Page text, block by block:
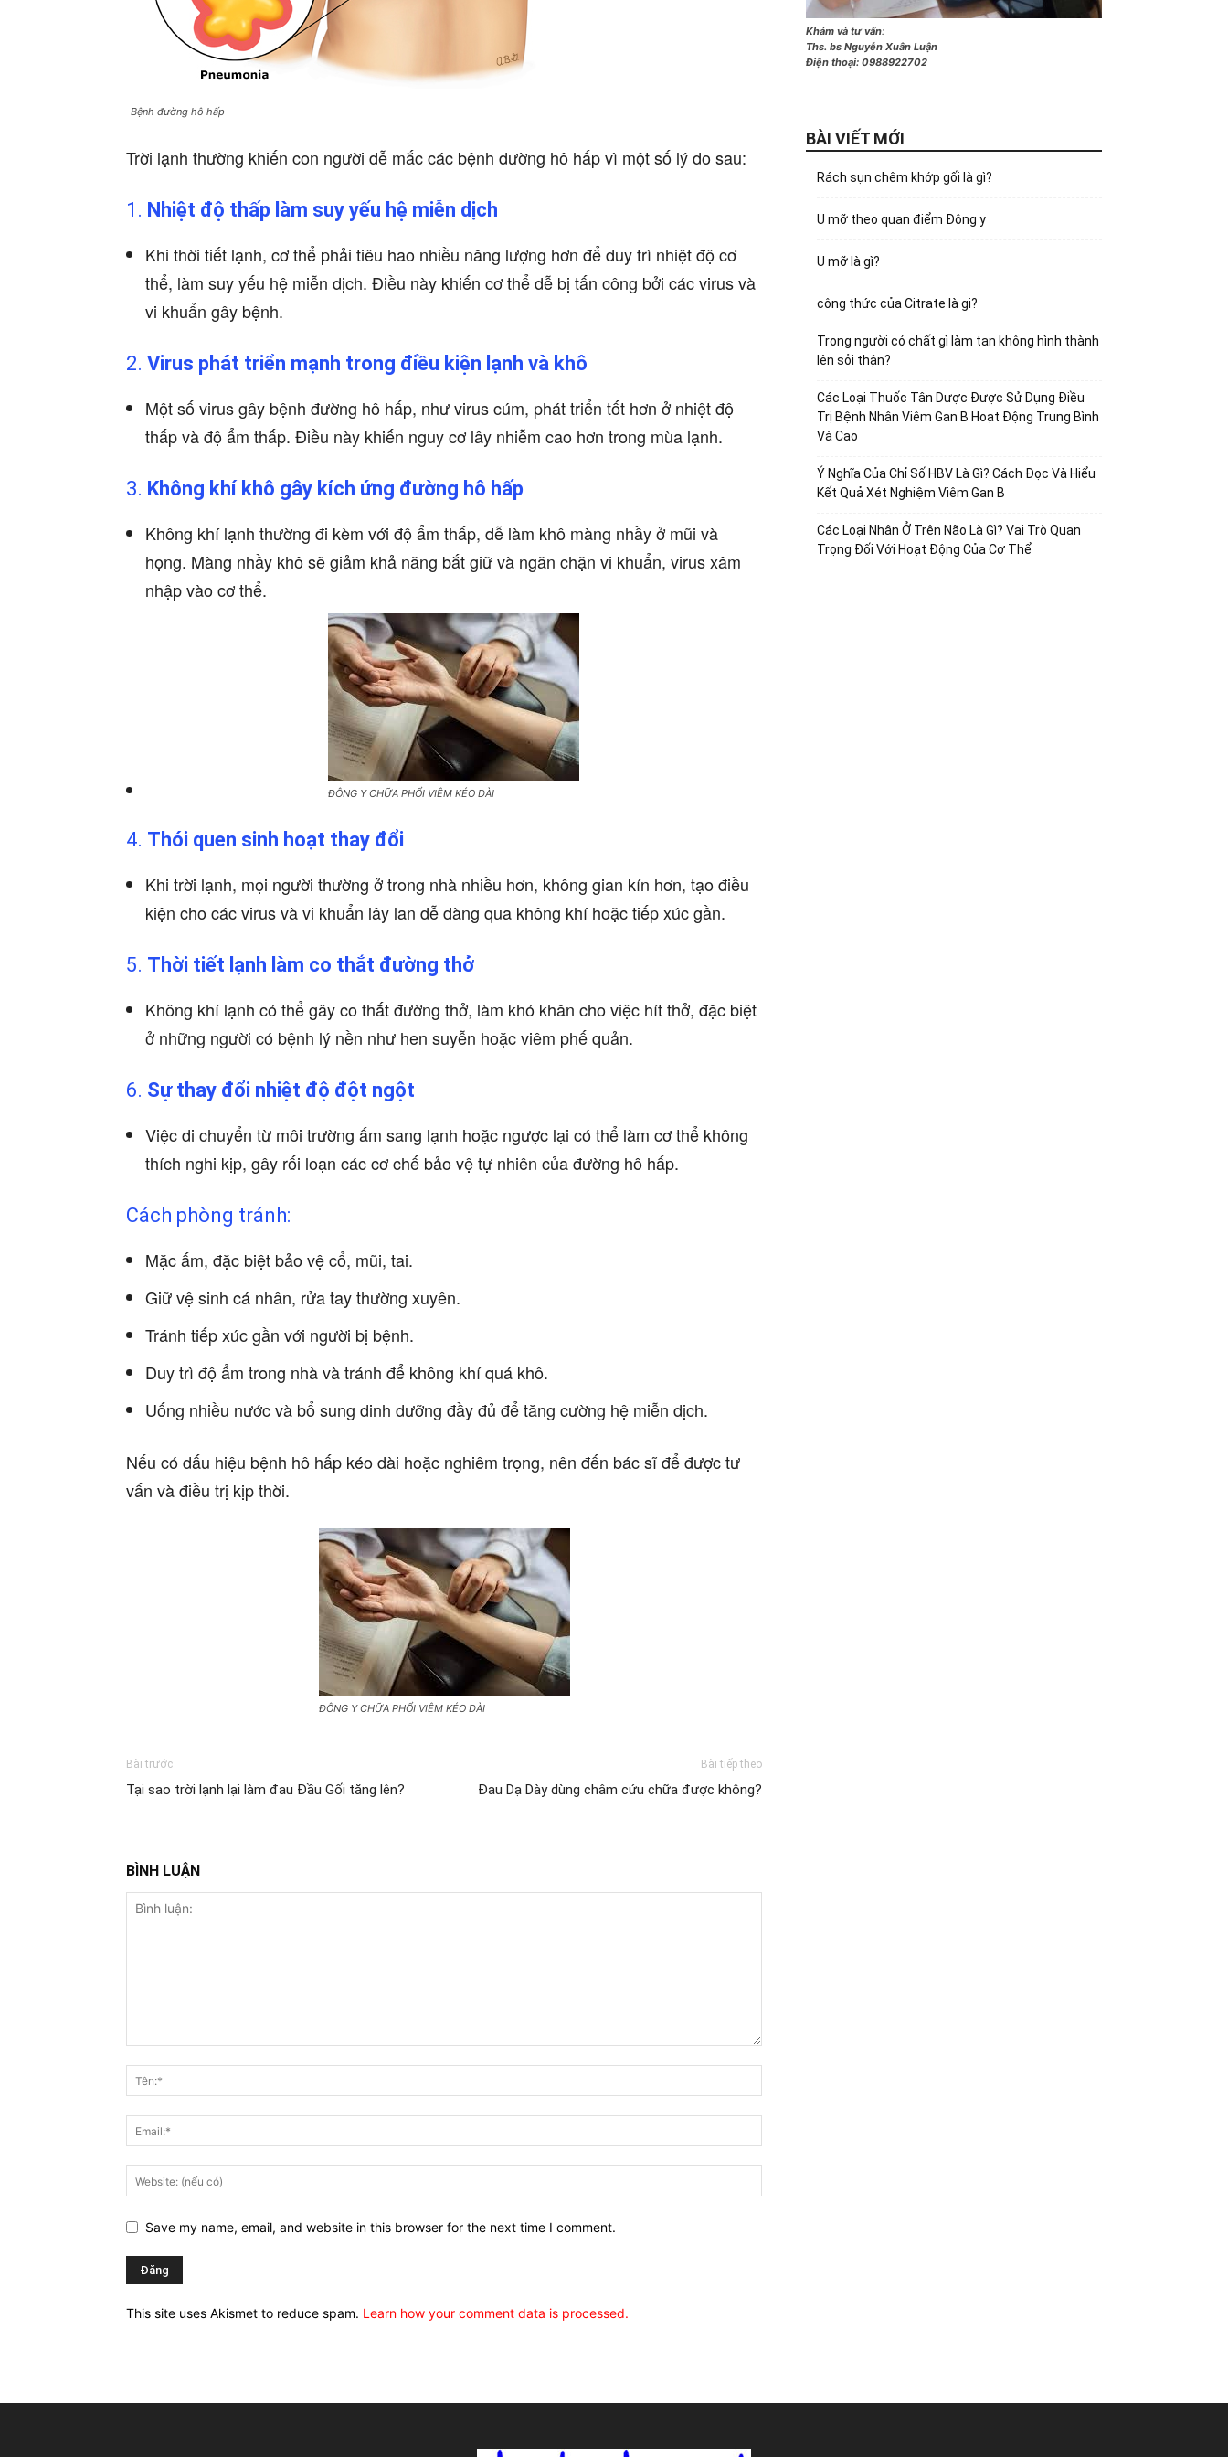
Bệnh đường hô hấp
Trời lạnh thường khiến con người dễ mắc các bệnh đường hô hấp vì một số lý do sau:
1. Nhiệt độ thấp làm suy yếu hệ miễn dịch
Khi thời tiết lạnh, cơ thể phải tiêu hao nhiều năng lượng hơn để duy trì nhiệt độ cơ
thể, làm suy yếu hệ miễn dịch. Điều này khiến cơ thể dễ bị tấn công bởi các virus và
vi khuẩn gây bệnh.
2. Virus phát triển mạnh trong điều kiện lạnh và khô
Một số virus gây bệnh đường hô hấp, như virus cúm, phát triển tốt hơn ở nhiệt độ
thấp và độ ẩm thấp. Điều này khiến nguy cơ lây nhiễm cao hơn trong mùa lạnh.
3. Không khí khô gây kích ứng đường hô hấp
Không khí lạnh thường đi kèm với độ ẩm thấp, dễ làm khô màng nhầy ở mũi và
họng. Màng nhầy khô sẽ giảm khả năng bắt giữ và ngăn chặn vi khuẩn, virus xâm
nhập vào cơ thể.
ĐÔNG Y CHỮA PHỔI VIÊM KÉO DÀI
4. Thói quen sinh hoạt thay đổi
Khi trời lạnh, mọi người thường ở trong nhà nhiều hơn, không gian kín hơn, tạo điều
kiện cho các virus và vi khuẩn lây lan dễ dàng qua không khí hoặc tiếp xúc gần.
5. Thời tiết lạnh làm co thắt đường thở
Không khí lạnh có thể gây co thắt đường thở, làm khó khăn cho việc hít thở, đặc biệt
ở những người có bệnh lý nền như hen suyễn hoặc viêm phế quản.
6. Sự thay đổi nhiệt độ đột ngột
Việc di chuyển từ môi trường ấm sang lạnh hoặc ngược lại có thể làm cơ thể không
thích nghi kịp, gây rối loạn các cơ chế bảo vệ tự nhiên của đường hô hấp.
Cách phòng tránh:
Mặc ấm, đặc biệt bảo vệ cổ, mũi, tai.
Giữ vệ sinh cá nhân, rửa tay thường xuyên.
Tránh tiếp xúc gần với người bị bệnh.
Duy trì độ ẩm trong nhà và tránh để không khí quá khô.
Uống nhiều nước và bổ sung dinh dưỡng đầy đủ để tăng cường hệ miễn dịch.
Nếu có dấu hiệu bệnh hô hấp kéo dài hoặc nghiêm trọng, nên đến bác sĩ để được tư
vấn và điều trị kịp thời.
ĐÔNG Y CHỮA PHỔI VIÊM KÉO DÀI
Bài trước
Tại sao trời lạnh lại làm đau Đầu Gối tăng lên?
Bài tiếp theo
Đau Dạ Dày dùng châm cứu chữa được không?
BÌNH LUẬN
Save my name, email, and website in this browser for the next time I comment.
This site uses Akismet to reduce spam. Learn how your comment data is processed.
Khám và tư vấn:
Ths. bs Nguyễn Xuân Luận
Điện thoại: 0988922702
BÀI VIẾT MỚI
Rách sụn chêm khớp gối là gì?
U mỡ theo quan điểm Đông y
U mỡ là gì?
công thức của Citrate là gi?
Trong người có chất gì làm tan không hình thành
lên sỏi thận?
Các Loại Thuốc Tân Dược Được Sử Dụng Điều
Trị Bệnh Nhân Viêm Gan B Hoạt Động Trung Bình
Và Cao
Ý Nghĩa Của Chỉ Số HBV Là Gì? Cách Đọc Và Hiểu
Kết Quả Xét Nghiệm Viêm Gan B
Các Loại Nhân Ở Trên Não Là Gì? Vai Trò Quan
Trọng Đối Với Hoạt Động Của Cơ Thể